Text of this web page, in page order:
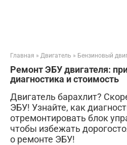
Главная » Двигатель » Бензиновый
Ремонт ЭБУ двигателя:
диагностика и стоимость
Двигатель барахлит?
ЭБУ! Узнайте, как
отремонтировать блок
чтобы избежать
о ремонте ЭБУ!